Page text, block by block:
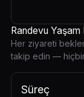
Randevu Yaşam
Her ziyareti
takip edin —
Süreç